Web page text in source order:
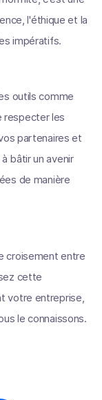
l'éthique et la
impératifs.
outils comme
respecter les
partenaires et
bâtir un avenir
de manière
croisement entre
cette
votre entreprise,
le connaissons.